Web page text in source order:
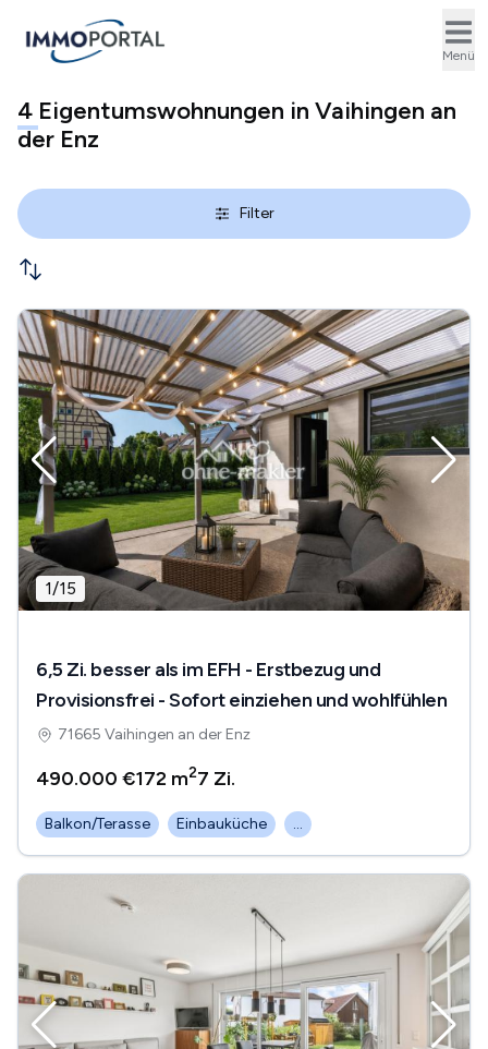
Menü
4 Eigentumswohnungen in Vaihingen an
der Enz
Filter
1/15
6,5 Zi. besser als im EFH - Erstbezug und
Provisionsfrei - Sofort einziehen und wohlfühlen
71665 Vaihingen an der Enz
490.000 €172 m27 Zi.
Balkon/Terasse Einbauküche ...